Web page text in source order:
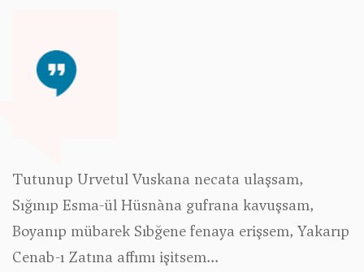
Tutunup Urvetul Vuskana necata ulaşsam,
Sığınıp Esma-ül Hüsna`na gufrana kavuşsam,
Boyanıp mübarek Sıbğene fenaya erişsem, Yakarıp
Cenab-ı Zatına affımı işitsem...